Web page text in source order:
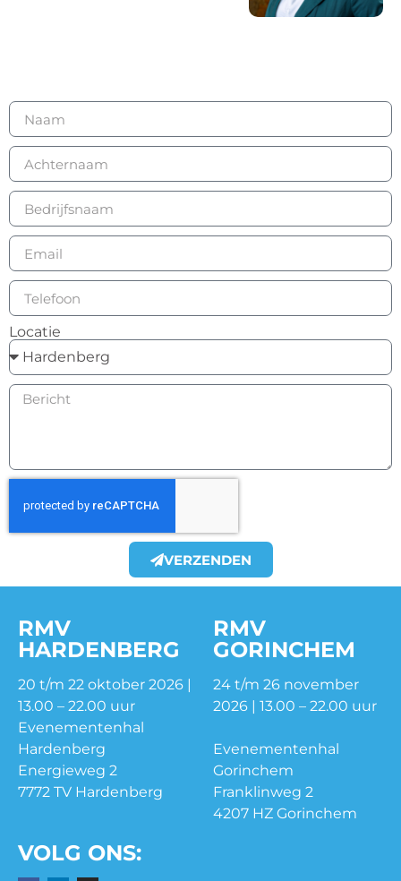
Locatie
VERZENDEN
RMV
HARDENBERG
20 t/m 22 oktober 2026 |
13.00 – 22.00 uur
Evenementenhal
Hardenberg
Energieweg 2
7772 TV Hardenberg
RMV
GORINCHEM
24 t/m 26 november
2026 | 13.00 – 22.00 uur
Evenementenhal
Gorinchem
Franklinweg 2
4207 HZ Gorinchem
VOLG ONS: